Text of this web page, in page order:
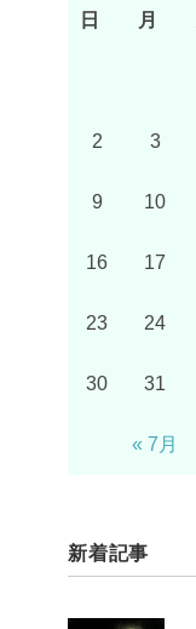
日 月
2 3
9 10
16 17
23 24
30 31
« 7月
新着記事